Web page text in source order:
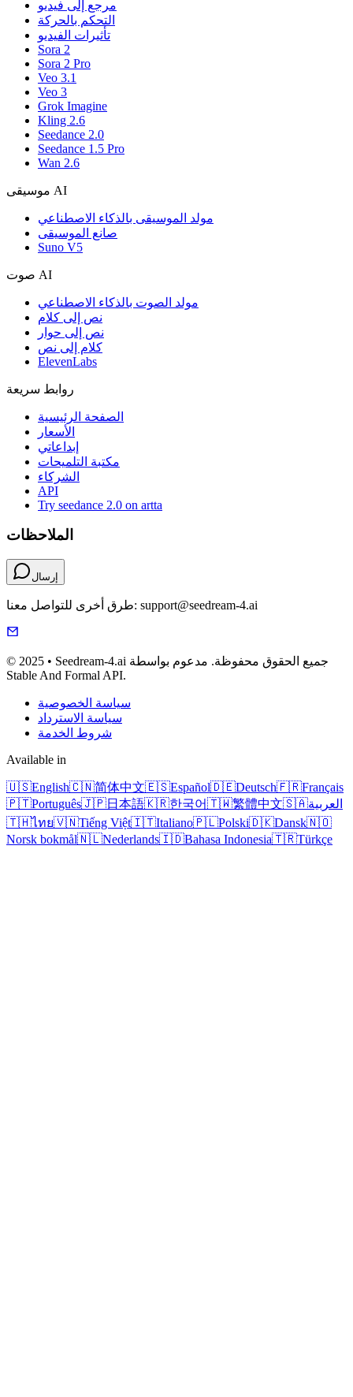
مرجع إلى فيديو
التحكم بالحركة
تأثيرات الفيديو
Sora 2
Sora 2 Pro
Veo 3.1
Veo 3
Grok Imagine
Kling 2.6
Seedance 2.0
Seedance 1.5 Pro
Wan 2.6
موسيقى AI
مولد الموسيقى بالذكاء الاصطناعي
صانع الموسيقى
Suno V5
صوت AI
مولد الصوت بالذكاء الاصطناعي
نص إلى كلام
نص إلى حوار
كلام إلى نص
ElevenLabs
روابط سريعة
الصفحة الرئيسية
الأسعار
إبداعاتي
مكتبة التلميحات
الشركاء
API
Try seedance 2.0 on artta
الملاحظات
إرسال
طرق أخرى للتواصل معنا: support@seedream-4.ai
© 2025 • Seedream-4.ai جميع الحقوق محفوظة. مدعوم بواسطة
Stable And Formal API.
سياسة الخصوصية
سياسة الاسترداد
شروط الخدمة
Available in
🇺🇸English🇨🇳简体中文🇪🇸Español🇩🇪Deutsch🇫🇷Français
🇵🇹Português🇯🇵日本語🇰🇷한국어🇹🇼繁體中文🇸🇦العربية
🇹🇭ไทย🇻🇳Tiếng Việt🇮🇹Italiano🇵🇱Polski🇩🇰Dansk🇳🇴
Norsk bokmål🇳🇱Nederlands🇮🇩Bahasa Indonesia🇹🇷Türkçe